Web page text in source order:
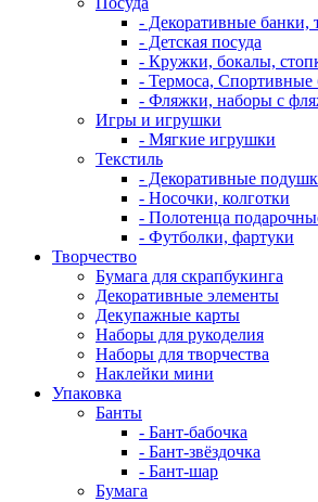
- Декоративные банки,
- Детская посуда
- Кружки, бокалы,
- Термоса, Спортивные
- Фляжки, наборы с
Игры и игрушки
- Мягкие игрушки
Текстиль
- Декоративные
- Носочки, колготки
- Полотенца
- Футболки, фартуки
Творчество
Бумага для скрапбукинга
Декоративные элементы
Декупажные карты
Наборы для рукоделия
Наборы для творчества
Наклейки мини
Упаковка
Банты
- Бант-бабочка
- Бант-звёздочка
- Бант-шар
Бумага